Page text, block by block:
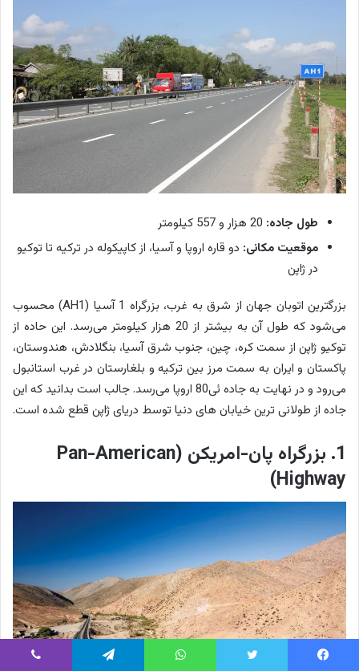
طول جاده:
موقعیت مکانی: دو قاره اروپا و آسیا، از کاپیکوله در ترکیه تا توکیو
در ژاپن
بزرگترین اتوبان جهان از شرق به غرب، بزرگراه 1 آسیا (AH1) محسوب
می‌شود که طول آن به بیشتر از 20 هزار کیلومتر می‌رسد. این حاده از
توکیو ژاپن از سمت کره، چین، جنوب شرق آسیا، بنگلادش، هندوستان،
پاکستان و ایران به سمت مرز بین ترکیه و بلغارستان در غرب استانبول
می‌رود و در نهایت به جاده ئی80 اروپا می‌رسد. جالب است بدانید که این
جاده از طولانی ترین خیابان های دنیا توسط دریای ژاپن قطع شده است.
1. بزرگراه پان-امریکن (Pan-American
Highway)